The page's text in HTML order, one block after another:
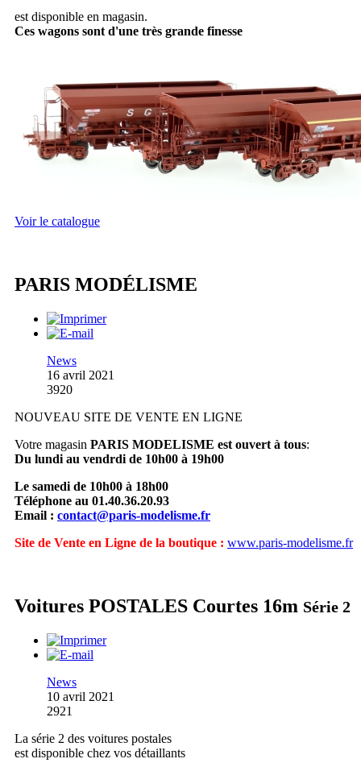
est disponible en magasin.
Ces wagons sont d'une très grande finesse
Voir le catalogue
PARIS MODÉLISME
News
16 avril 2021
3920
NOUVEAU SITE DE VENTE EN LIGNE
Votre magasin PARIS MODELISME est ouvert à tous:
Du lundi au vendrdi de 10h00 à 19h00
Le samedi de 10h00 à 18h00
Téléphone au 01.40.36.20.93
Email : contact@paris-modelisme.fr
Site de Vente en Ligne de la boutique : www.paris-modelisme.fr
Voitures POSTALES Courtes 16m Série 2
News
10 avril 2021
2921
La série 2 des voitures postales
est disponible chez vos détaillants